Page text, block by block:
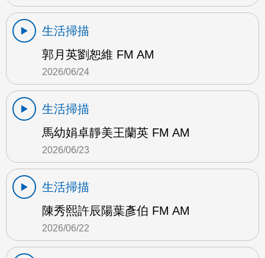
生活掃描
郭月英劉恕維 FM AM
2026/06/24
生活掃描
馬幼娟卓靜美王蘭英 FM AM
2026/06/23
生活掃描
陳秀熙許辰陽葉彥伯 FM AM
2026/06/22